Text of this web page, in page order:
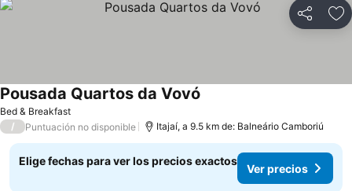
Compartir
Bed & Breakfast
Pousada Quartos da Vovó
/ Puntuación no disponible Itajaí, a 9.5 km de: Balneário Camboriú
Elige fechas para ver los precios exactos
Ver precios